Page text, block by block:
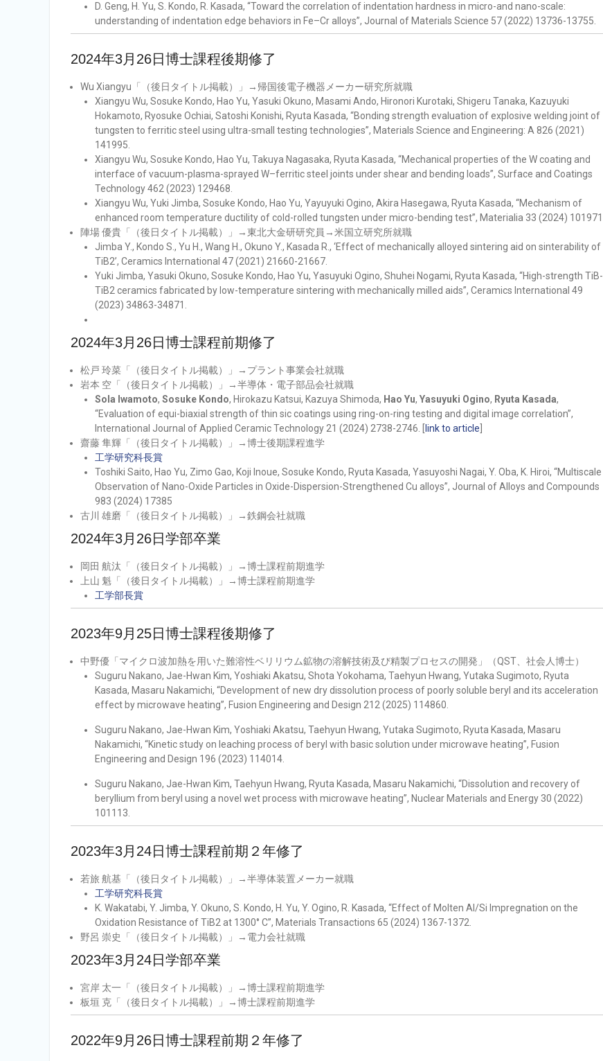
D. Geng, H. Yu, S. Kondo, R. Kasada, “Toward the correlation of indentation hardness in micro-and nano-scale:
understanding of indentation edge behaviors in Fe–Cr alloys”, Journal of Materials Science 57 (2022) 13736-13755.
2024年3月26日博士課程後期修了
Wu Xiangyu「（後日タイトル掲載）」→帰国後電子機器メーカー研究所就職
Xiangyu Wu, Sosuke Kondo, Hao Yu, Yasuki Okuno, Masami Ando, Hironori Kurotaki, Shigeru Tanaka, Kazuyuki
Hokamoto, Ryosuke Ochiai, Satoshi Konishi, Ryuta Kasada, “Bonding strength evaluation of explosive welding joint of
tungsten to ferritic steel using ultra-small testing technologies”, Materials Science and Engineering: A 826 (2021)
141995.
Xiangyu Wu, Sosuke Kondo, Hao Yu, Takuya Nagasaka, Ryuta Kasada, “Mechanical properties of the W coating and
interface of vacuum-plasma-sprayed W–ferritic steel joints under shear and bending loads”, Surface and Coatings
Technology 462 (2023) 129468.
Xiangyu Wu, Yuki Jimba, Sosuke Kondo, Hao Yu, Yayuyuki Ogino, Akira Hasegawa, Ryuta Kasada, “Mechanism of
enhanced room temperature ductility of cold-rolled tungsten under micro-bending test”, Materialia 33 (2024) 101971
陣場 優貴「（後日タイトル掲載）」→東北大金研研究員→米国立研究所就職
Jimba Y., Kondo S., Yu H., Wang H., Okuno Y., Kasada R., ‘Effect of mechanically alloyed sintering aid on sinterability of
TiB2’, Ceramics International 47 (2021) 21660-21667.
Yuki Jimba, Yasuki Okuno, Sosuke Kondo, Hao Yu, Yasuyuki Ogino, Shuhei Nogami, Ryuta Kasada, “High-strength TiB-
TiB2 ceramics fabricated by low-temperature sintering with mechanically milled aids”, Ceramics International 49
(2023) 34863-34871.
2024年3月26日博士課程前期修了
松戸 玲菜「（後日タイトル掲載）」→プラント事業会社就職
岩本 空「（後日タイトル掲載）」→半導体・電子部品会社就職
Sola Iwamoto, Sosuke Kondo, Hirokazu Katsui, Kazuya Shimoda, Hao Yu, Yasuyuki Ogino, Ryuta Kasada,
“Evaluation of equi-biaxial strength of thin sic coatings using ring-on-ring testing and digital image correlation”,
International Journal of Applied Ceramic Technology 21 (2024) 2738-2746. [
link to article
齋藤 隼輝「（後日タイトル掲載）」→博士後期課程進学
工学研究科長賞
Toshiki Saito, Hao Yu, Zimo Gao, Koji Inoue, Sosuke Kondo, Ryuta Kasada, Yasuyoshi Nagai, Y. Oba, K. Hiroi, “Multiscale
Observation of Nano-Oxide Particles in Oxide-Dispersion-Strengthened Cu alloys”, Journal of Alloys and Compounds
983 (2024) 17385
古川 雄磨「（後日タイトル掲載）」→鉄鋼会社就職
2024年3月26日学部卒業
岡田 航汰「（後日タイトル掲載）」→博士課程前期進学
上山 魁「（後日タイトル掲載）」→博士課程前期進学
工学部長賞
2023年9月25日博士課程後期修了
中野優「マイクロ波加熱を用いた難溶性ベリリウム鉱物の溶解技術及び精製プロセスの開発」（QST、社会人博士）
Suguru Nakano, Jae-Hwan Kim, Yoshiaki Akatsu, Shota Yokohama, Taehyun Hwang, Yutaka Sugimoto, Ryuta
Kasada, Masaru Nakamichi, “Development of new dry dissolution process of poorly soluble beryl and its acceleration
effect by microwave heating”, Fusion Engineering and Design 212 (2025) 114860.
Suguru Nakano, Jae-Hwan Kim, Yoshiaki Akatsu, Taehyun Hwang, Yutaka Sugimoto, Ryuta Kasada, Masaru
Nakamichi, “Kinetic study on leaching process of beryl with basic solution under microwave heating”, Fusion
Engineering and Design 196 (2023) 114014.
Suguru Nakano, Jae-Hwan Kim, Taehyun Hwang, Ryuta Kasada, Masaru Nakamichi, “Dissolution and recovery of
beryllium from beryl using a novel wet process with microwave heating”, Nuclear Materials and Energy 30 (2022)
101113.
2023年3月24日博士課程前期２年修了
若旅 航基「（後日タイトル掲載）」→半導体装置メーカー就職
工学研究科長賞
K. Wakatabi, Y. Jimba, Y. Okuno, S. Kondo, H. Yu, Y. Ogino, R. Kasada, “Effect of Molten Al/Si Impregnation on the
Oxidation Resistance of TiB2 at 1300° C”, Materials Transactions 65 (2024) 1367-1372.
野呂 崇史「（後日タイトル掲載）」→電力会社就職
2023年3月24日学部卒業
宮岸 太一「（後日タイトル掲載）」→博士課程前期進学
板垣 克「（後日タイトル掲載）」→博士課程前期進学
2022年9月26日博士課程前期２年修了